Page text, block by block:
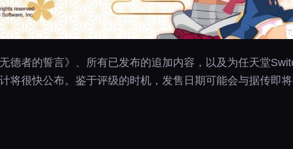
德者的誓言》、所有已发布的追加内容，以及为任天堂
将很快公布。鉴于评级的时机，发售日期可能会与据传即